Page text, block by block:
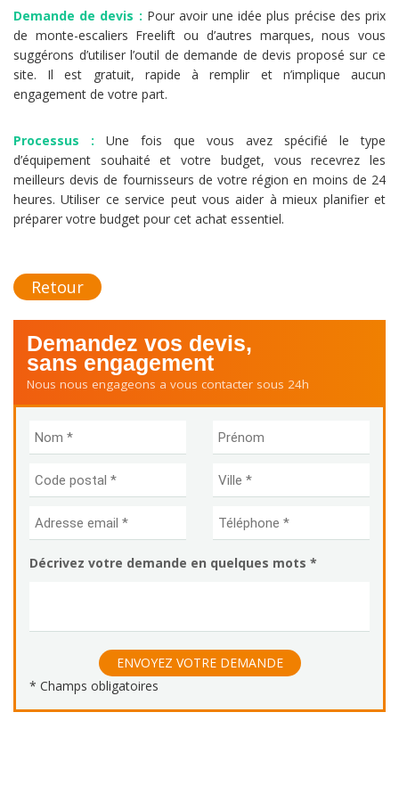
Demande de devis : Pour avoir une idée plus précise des prix
de monte-escaliers Freelift ou d’autres marques, nous vous
suggérons d’utiliser l’outil de demande de devis proposé sur ce
site. Il est gratuit, rapide à remplir et n’implique aucun
engagement de votre part.
Processus : Une fois que vous avez spécifié le type
d’équipement souhaité et votre budget, vous recevrez les
meilleurs devis de fournisseurs de votre région en moins de 24
heures. Utiliser ce service peut vous aider à mieux planifier et
préparer votre budget pour cet achat essentiel.
Retour